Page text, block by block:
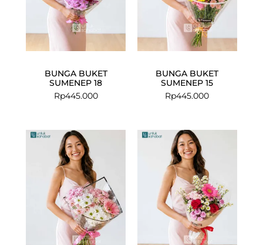
BUNGA BUKET
SUMENEP 18
Rp445.000
BUNGA BUKET
SUMENEP 15
Rp445.000